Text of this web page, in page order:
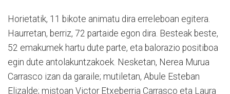
Horietatik, 11 bikote animatu dira erreleboan egitera.
Haurretan, berriz, 72 partaide egon dira. Besteak beste,
52 emakumek hartu dute parte, eta balorazio positiboa
egin dute antolakuntzakoek. Nesketan, Nerea Murua
Carrasco izan da garaile; mutiletan, Abule Esteban
Elizalde; mistoan Victor Etxeberria Carrasco eta Laura